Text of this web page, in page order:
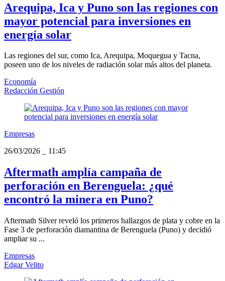
Arequipa, Ica y Puno son las regiones con
mayor potencial para inversiones en
energía solar
Las regiones del sur, como Ica, Arequipa, Moquegua y Tacna,
poseen uno de los niveles de radiación solar más altos del planeta.
Economía
Redacción Gestión
Empresas
26/03/2026
11:45
Aftermath amplía campaña de
perforación en Berenguela: ¿qué
encontró la minera en Puno?
Aftermath Silver reveló los primeros hallazgos de plata y cobre en la
Fase 3 de perforación diamantina de Berenguela (Puno) y decidió
ampliar su ...
Empresas
Edgar Velito